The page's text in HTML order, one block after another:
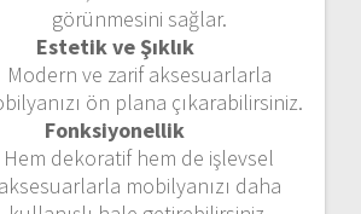
görünmesini sağlar.
Estetik ve Şıklık
Modern ve zarif aksesuarlarla
ön plana çıkarabilirsiniz.
Fonksiyonellik
Hem dekoratif hem de işlevsel
aksesuarlarla mobilyanızı daha